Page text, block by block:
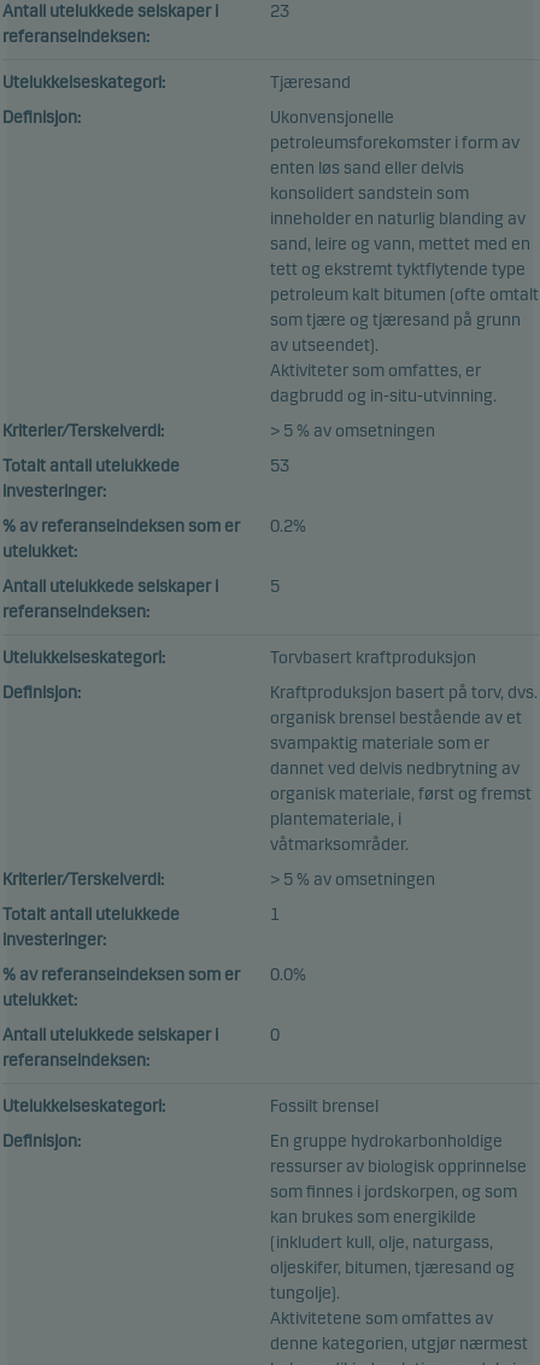
Antall utelukkede selskaper i
referanseindeksen:
23
Utelukkelseskategori:
Tjæresand
Definisjon:
Ukonvensjonelle
petroleumsforekomster i form av
enten løs sand eller delvis
konsolidert sandstein som
inneholder en naturlig blanding av
sand, leire og vann, mettet med en
tett og ekstremt tyktflytende type
petroleum kalt bitumen (ofte omtalt
som tjære og tjæresand på grunn
av utseendet).
Aktiviteter som omfattes, er
dagbrudd og in-situ-utvinning.
Kriterier/Terskelverdi:
> 5 % av omsetningen
Totalt antall utelukkede
investeringer:
53
% av referanseindeksen som er
utelukket:
0.2%
Antall utelukkede selskaper i
referanseindeksen:
5
Utelukkelseskategori:
Torvbasert kraftproduksjon
Definisjon:
Kraftproduksjon basert på torv, dvs.
organisk brensel bestående av et
svampaktig materiale som er
dannet ved delvis nedbrytning av
organisk materiale, først og fremst
plantemateriale, i
våtmarksområder.
Kriterier/Terskelverdi:
> 5 % av omsetningen
Totalt antall utelukkede
investeringer:
1
% av referanseindeksen som er
utelukket:
0.0%
Antall utelukkede selskaper i
referanseindeksen:
0
Utelukkelseskategori:
Fossilt brensel
Definisjon:
En gruppe hydrokarbonholdige
ressurser av biologisk opprinnelse
som finnes i jordskorpen, og som
kan brukes som energikilde
(inkludert kull, olje, naturgass,
oljeskifer, bitumen, tjæresand og
tungolje).
Aktivitetene som omfattes av
denne kategorien, utgjør nærmest